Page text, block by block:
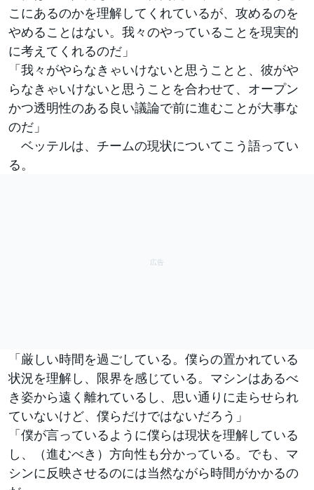
こにあるのかを理解してくれているが、攻めるのを
やめることはない。我々のやっていることを現実的
に考えてくれるのだ」
「我々がやらなきゃいけないと思うことと、彼がや
らなきゃいけないと思うことを合わせて、オープン
かつ透明性のある良い議論で前に進むことが大事な
のだ」
ベッテルは、チームの現状についてこう語ってい
る。
「厳しい時間を過ごしている。僕らの置かれている
状況を理解し、限界を感じている。マシンはあるべ
き姿から遠く離れているし、思い通りに走らせられ
ていないけど、僕らだけではないだろう」
「僕が言っているように僕らは現状を理解している
し、（進むべき）方向性も分かっている。でも、マ
シンに反映させるのには当然ながら時間がかかるの